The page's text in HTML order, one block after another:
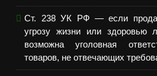
Ст. 238 УК РФ — если
угрозу жизни или здоровью
возможна уголовная
товаров, не отвечающих